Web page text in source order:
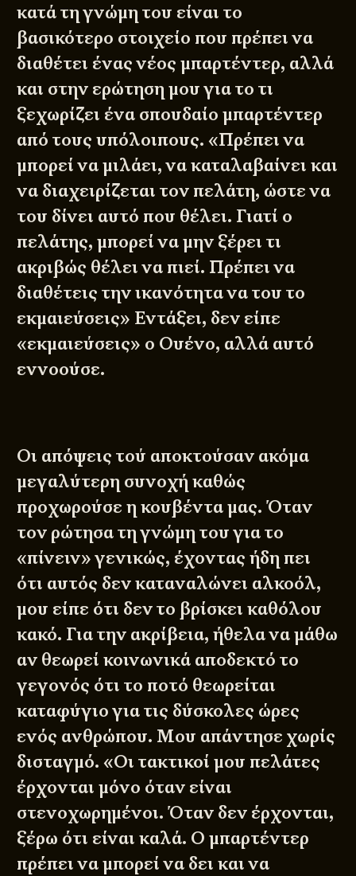
κατά τη γνώμη του είναι το
βασικότερο στοιχείο που πρέπει να
διαθέτει ένας νέος μπαρτέντερ, αλλά
και στην ερώτηση μου για το τι
ξεχωρίζει ένα σπουδαίο μπαρτέντερ
από τους υπόλοιπους. «Πρέπει να
μπορεί να μιλάει, να καταλαβαίνει και
να διαχειρίζεται τον πελάτη, ώστε να
του δίνει αυτό που θέλει. Γιατί ο
πελάτης, μπορεί να μην ξέρει τι
ακριβώς θέλει να πιεί. Πρέπει να
διαθέτεις την ικανότητα να του το
εκμαιεύσεις» Εντάξει, δεν είπε
«εκμαιεύσεις» ο Ουένο, αλλά αυτό
εννοούσε.
Οι απόψεις τού αποκτούσαν ακόμα
μεγαλύτερη συνοχή καθώς
προχωρούσε η κουβέντα μας. Όταν
τον ρώτησα τη γνώμη του για το
«πίνειν» γενικώς, έχοντας ήδη πει
ότι αυτός δεν καταναλώνει αλκοόλ,
μου είπε ότι δεν το βρίσκει καθόλου
κακό. Για την ακρίβεια, ήθελα να μάθω
αν θεωρεί κοινωνικά αποδεκτό το
γεγονός ότι το ποτό θεωρείται
καταφύγιο για τις δύσκολες ώρες
ενός ανθρώπου. Μου απάντησε χωρίς
δισταγμό. «Οι τακτικοί μου πελάτες
έρχονται μόνο όταν είναι
στενοχωρημένοι. Όταν δεν έρχονται,
ξέρω ότι είναι καλά. Ο μπαρτέντερ
πρέπει να μπορεί να δει και να